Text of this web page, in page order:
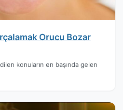
Orucu Bozar
konuların en başında gelen